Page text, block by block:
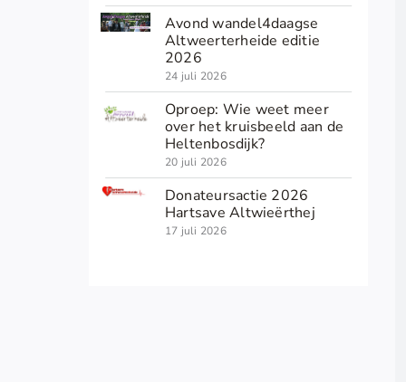
Avond wandel4daagse
Altweerterheide editie
2026
24 juli 2026
Oproep: Wie weet meer
over het kruisbeeld aan de
Heltenbosdijk?
20 juli 2026
Donateursactie 2026
Hartsave Altwieërthej
17 juli 2026